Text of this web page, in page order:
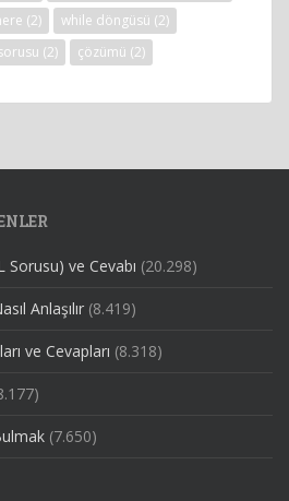
(2) while döngüsü (2)
(2) çözümü (2)
ve Cevabı (20.298)
Anlaşılır (8.419)
ve Cevapları (8.318)
(7.650)